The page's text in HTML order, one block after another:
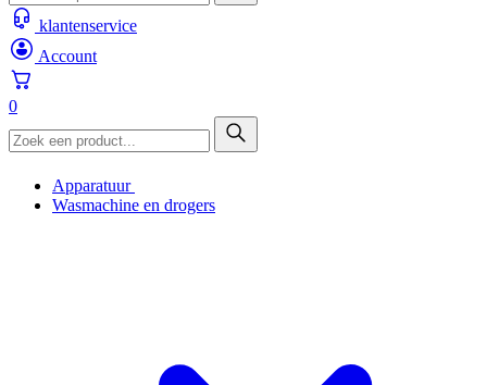
klantenservice
Account
0
Apparatuur
Wasmachine en drogers